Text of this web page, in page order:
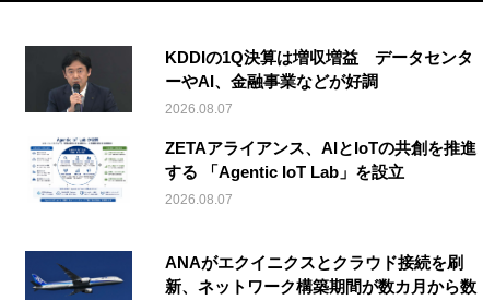
KDDIの1Q決算は増収増益 データセンタ
ーやAI、金融事業などが好調
2026.08.07
ZETAアライアンス、AIとIoTの共創を推進
する 「Agentic IoT Lab」を設立
2026.08.07
ANAがエクイニクスとクラウド接続を刷
新、ネットワーク構築期間が数カ月から数